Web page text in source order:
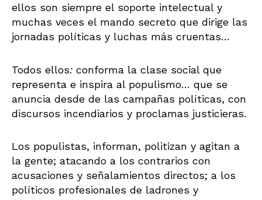
ellos son siempre el soporte intelectual y
muchas veces el mando secreto que dirige las
jornadas políticas y luchas más cruentas…
Todos ellos: conforma la clase social que
representa e inspira al populismo… que se
anuncia desde de las campañas políticas, con
discursos incendiarios y proclamas justicieras.
Los populistas, informan, politizan y agitan a
la gente; atacando a los contrarios con
acusaciones y señalamientos directos; a los
políticos profesionales de ladrones y